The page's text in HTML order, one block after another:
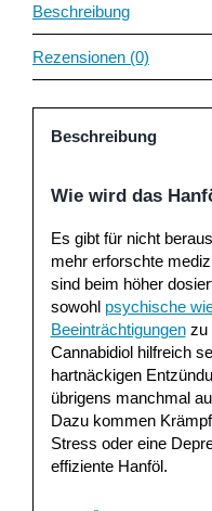
Beschreibung
Rezensionen (0)
Beschreibung
Wie wird das
Es gibt für nicht
mehr erforschte
sind beim höher
sowohl psychische
Beeinträchtigungenzu
Cannabidiol hilfreich
hartnäckigen
übrigens manchmal
Dazu kommen
Stress oder eine
effiziente Hanföl.